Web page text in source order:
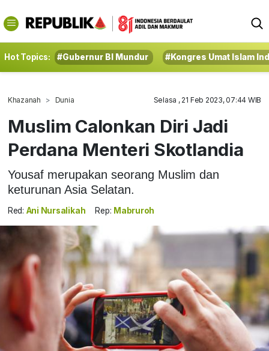
Hot Topics: #Gubernur BI Mundur #Kongres Umat Islam
Khazanah Dunia Selasa , 21 Feb 2023, 07:44 WIB
Muslim Calonkan Diri Jadi
Perdana Menteri Skotlandia
Yousaf merupakan seorang Muslim dan
keturunan Asia Selatan.
Red: Ani Nursalikah Rep: Mabruroh